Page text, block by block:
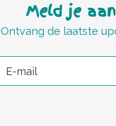
Meld je
Ontvang de laatste